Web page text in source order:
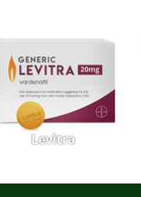
Levitra